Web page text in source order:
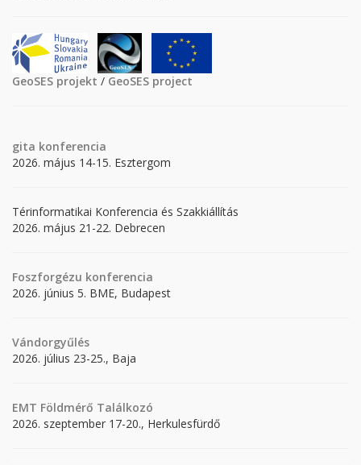
GeoSES projekt / GeoSES project
gita konferencia
2026. május 14-15. Esztergom
Térinformatikai Konferencia és Szakkiállítás
2026. május 21-22. Debrecen
Foszforgézu konferencia
2026. június 5. BME, Budapest
Vándorgyűlés
2026. július 23-25., Baja
EMT Földmérő Találkozó
2026. szeptember 17-20., Herkulesfürdő